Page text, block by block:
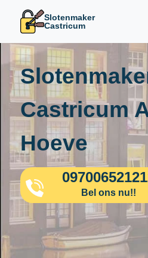
Slotenmaker
Castricum
Castricum
Hoeve
Bel ons nu!!